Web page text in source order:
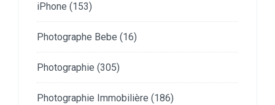
iPhone (153)
Photographe Bebe (16)
Photographie (305)
Photographie Immobilière (186)